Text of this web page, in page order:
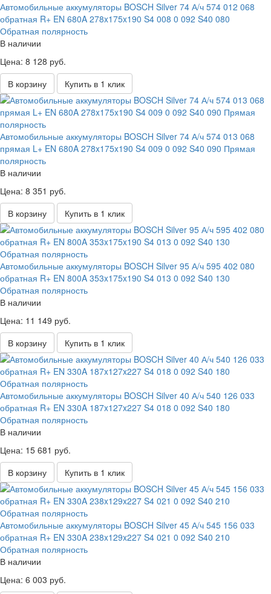
Автомобильные аккумуляторы BOSCH Silver 74 А/ч 574 012 068
обратная R+ EN 680A 278x175x190 S4 008 0 092 S40 080
Обратная полярность
В наличии
Цена: 8 128 руб.
В корзину
Купить в 1 клик
Автомобильные аккумуляторы BOSCH Silver 74 А/ч 574 013 068
прямая L+ EN 680A 278x175x190 S4 009 0 092 S40 090 Прямая
полярность
В наличии
Цена: 8 351 руб.
В корзину
Купить в 1 клик
Автомобильные аккумуляторы BOSCH Silver 95 А/ч 595 402 080
обратная R+ EN 800A 353x175x190 S4 013 0 092 S40 130
Обратная полярность
В наличии
Цена: 11 149 руб.
В корзину
Купить в 1 клик
Автомобильные аккумуляторы BOSCH Silver 40 А/ч 540 126 033
обратная R+ EN 330A 187x127x227 S4 018 0 092 S40 180
Обратная полярность
В наличии
Цена: 15 681 руб.
В корзину
Купить в 1 клик
Автомобильные аккумуляторы BOSCH Silver 45 А/ч 545 156 033
обратная R+ EN 330A 238x129x227 S4 021 0 092 S40 210
Обратная полярность
В наличии
Цена: 6 003 руб.